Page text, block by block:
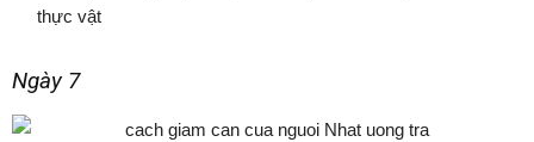
thực vật
Ngày 7